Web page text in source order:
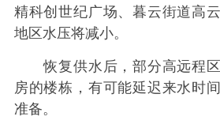
精科创世纪广场、暮云街道高
地区水压将减小。
恢复供水后，部分高远程区
房的楼栋，有可能延迟来水时
准备。